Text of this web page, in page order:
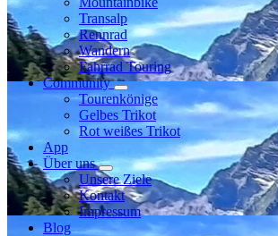
Transalp
Rennrad
Wandern
Fahrrad Touring
Community
Tourenkönige
Gelbes Trikot
Rot weißes Trikot
App
Über uns
Unsere Ziele
Kontakt
Impressum
Blog